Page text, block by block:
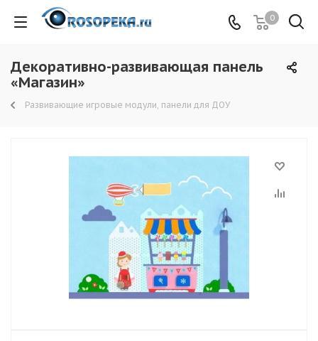
0
Декоративно-развивающая панель
«Магазин»
Развивающие игровые модули, панели для ДОУ